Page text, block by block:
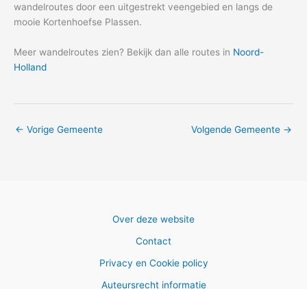
wandelroutes door een uitgestrekt veengebied en langs de
mooie Kortenhoefse Plassen.
Meer wandelroutes zien? Bekijk dan alle routes in Noord-
Holland
← Vorige Gemeente Volgende Gemeente →
Over deze website
Contact
Privacy en Cookie policy
Auteursrecht informatie